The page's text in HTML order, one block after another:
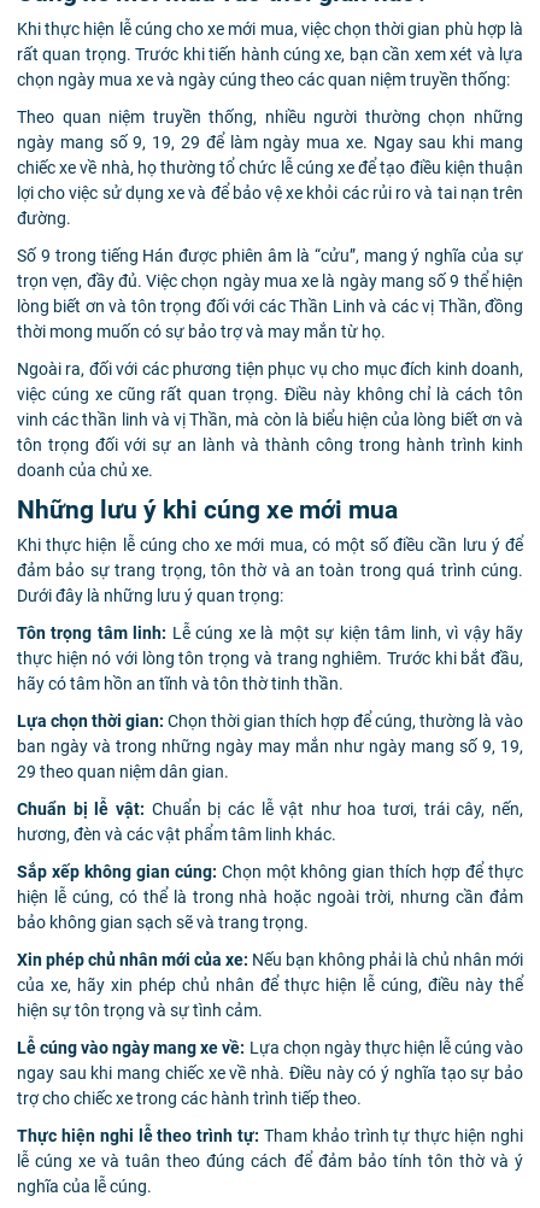
Khi thực hiện lễ cúng cho xe mới mua, việc chọn thời gian phù hợp là
rất quan trọng. Trước khi tiến hành cúng xe, bạn cần xem xét và lựa
chọn ngày mua xe và ngày cúng theo các quan niệm truyền thống:
Theo quan niệm truyền thống, nhiều người thường chọn những
ngày mang số 9, 19, 29 để làm ngày mua xe. Ngay sau khi mang
chiếc xe về nhà, họ thường tổ chức lễ cúng xe để tạo điều kiện thuận
lợi cho việc sử dụng xe và để bảo vệ xe khỏi các rủi ro và tai nạn trên
đường.
Số 9 trong tiếng Hán được phiên âm là “cửu”, mang ý nghĩa của sự
trọn vẹn, đầy đủ. Việc chọn ngày mua xe là ngày mang số 9 thể hiện
lòng biết ơn và tôn trọng đối với các Thần Linh và các vị Thần, đồng
thời mong muốn có sự bảo trợ và may mắn từ họ.
Ngoài ra, đối với các phương tiện phục vụ cho mục đích kinh doanh,
việc cúng xe cũng rất quan trọng. Điều này không chỉ là cách tôn
vinh các thần linh và vị Thần, mà còn là biểu hiện của lòng biết ơn và
tôn trọng đối với sự an lành và thành công trong hành trình kinh
doanh của chủ xe.
Những lưu ý khi cúng xe mới mua
Khi thực hiện lễ cúng cho xe mới mua, có một số điều cần lưu ý để
đảm bảo sự trang trọng, tôn thờ và an toàn trong quá trình cúng.
Dưới đây là những lưu ý quan trọng:
Tôn trọng tâm linh: Lễ cúng xe là một sự kiện tâm linh, vì vậy hãy
thực hiện nó với lòng tôn trọng và trang nghiêm. Trước khi bắt đầu,
hãy có tâm hồn an tĩnh và tôn thờ tinh thần.
Lựa chọn thời gian: Chọn thời gian thích hợp để cúng, thường là vào
ban ngày và trong những ngày may mắn như ngày mang số 9, 19,
29 theo quan niệm dân gian.
Chuẩn bị lễ vật: Chuẩn bị các lễ vật như hoa tươi, trái cây, nến,
hương, đèn và các vật phẩm tâm linh khác.
Sắp xếp không gian cúng: Chọn một không gian thích hợp để thực
hiện lễ cúng, có thể là trong nhà hoặc ngoài trời, nhưng cần đảm
bảo không gian sạch sẽ và trang trọng.
Xin phép chủ nhân mới của xe: Nếu bạn không phải là chủ nhân mới
của xe, hãy xin phép chủ nhân để thực hiện lễ cúng, điều này thể
hiện sự tôn trọng và sự tình cảm.
Lễ cúng vào ngày mang xe về: Lựa chọn ngày thực hiện lễ cúng vào
ngay sau khi mang chiếc xe về nhà. Điều này có ý nghĩa tạo sự bảo
trợ cho chiếc xe trong các hành trình tiếp theo.
Thực hiện nghi lễ theo trình tự: Tham khảo trình tự thực hiện nghi
lễ cúng xe và tuân theo đúng cách để đảm bảo tính tôn thờ và ý
nghĩa của lễ cúng.